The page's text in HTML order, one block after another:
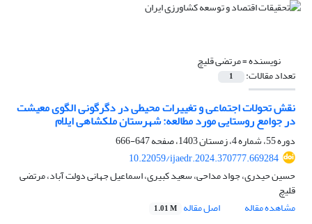
نویسنده =مرتضی قلیچ
تعداد مقالات: 1
نقش تحولات اجتماعی و تغییرات محیطی در دگرگونی الگوی معیشت
در جوامع روستایی مورد مطالعه: شهرستان ملکشاهی ایلام
دوره 55، شماره 4، زمستان 1403، صفحه
647-666
10.22059/ijaedr.2024.370777.669284
حسین حیدری، جواد مداحی، سعید کبیری، اسماعیل جهانی دولت آباد، مرتضی
قلیچ
مشاهده مقاله
اصل مقاله 1.01 M